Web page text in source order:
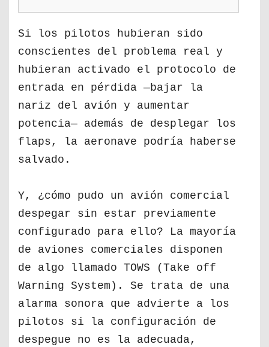
Si los pilotos hubieran sido
conscientes del problema real y
hubieran activado el protocolo de
entrada en pérdida —bajar la
nariz del avión y aumentar
potencia— además de desplegar los
flaps, la aeronave podría haberse
salvado.
Y, ¿cómo pudo un avión comercial
despegar sin estar previamente
configurado para ello? La mayoría
de aviones comerciales disponen
de algo llamado TOWS (Take off
Warning System). Se trata de una
alarma sonora que advierte a los
pilotos si la configuración de
despegue no es la adecuada,